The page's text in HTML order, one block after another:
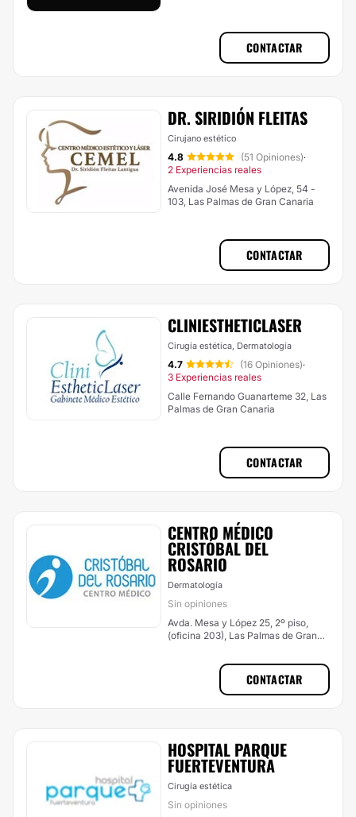
CONTACTAR
DR. SIRIDIÓN FLEITAS
Cirujano estético
4.8 (51 Opiniones)·
2 Experiencias reales
Avenida José Mesa y López, 54 -
103, Las Palmas de Gran Canaria
CONTACTAR
CLINIESTHETICLASER
Cirugía estética, Dermatología
4.7 (16 Opiniones)·
3 Experiencias reales
Calle Fernando Guanarteme 32, Las
Palmas de Gran Canaria
CONTACTAR
CENTRO MÉDICO
CRISTÓBAL DEL
ROSARIO
Dermatología
Sin opiniones
Avda. Mesa y López 25, 2º piso,
(oficina 203), Las Palmas de Gran
CONTACTAR
HOSPITAL PARQUE
FUERTEVENTURA
Cirugía estética
Sin opiniones